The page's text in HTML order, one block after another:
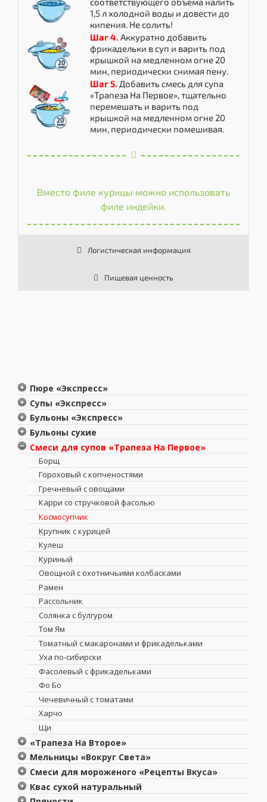
1,5 л холодной воды и довести до
кипения. Не солить!
Шаг 4. Аккуратно добавить
фрикадельки в суп и варить под
крышкой на медленном огне 20
мин, периодически снимая пену.
Шаг 5. Добавить смесь для супа
«Трапеза На Первое», тщательно
перемешать и варить под
крышкой на медленном огне 20
мин, периодически помешивая.
Вместо филе курицы можно использовать
филе индейки.
Логистическая информация
Пищевая ценность
Пюре «Экспресс»
Пюре гороховое с жареным луком 150г
Пюре картофельное с молоком 100г «Трапеза»
Пюре картофельное c грибами
Пюре картофельное с луком
Пюре картофельное с курицей
Супы «Экспресс»
Борщ
Харчо
Шпинатный суп
Сырный суп
Куриный суп
Кукурузный суп
Грибной суп
Гороховый суп
Бульоны «Экспресс»
Бульон куриный
Бульон говяжий
Бульоны сухие
Бульон сухой куриный «Трапеза»
Бульон сухой говяжий «Трапеза»
Смеси для супов «Трапеза На Первое»
Борщ
Гороховый с копченостями
Гречневый с овощами
Карри со стручковой фасолью
Космосупчик
Крупник с курицей
Кулеш
Куриный
Овощной с охотничьими колбасками
Рамен
Рассольник
Солянка с булгуром
Том Ям
Томатный с макаронами и фрикадельками
Уха по-сибирски
Фасолевый с фрикадельками
Фо Бо
Чечевичный с томатами
Харчо
Щи
«Трапеза На Второе»
Азу по-татарски из баранины
Ароматный бефстроганов
Ароматный картофель с грибами
Ароматный лагман с бараниной
Мельницы «Вокруг Света»
Морская соль «Японская» с васаби
Морская соль
Морская соль «Прованская» с травами
Смеси для мороженого «Рецепты Вкуса»
Сливочное мороженое
Клубничное мороженое
Квас сухой натуральный